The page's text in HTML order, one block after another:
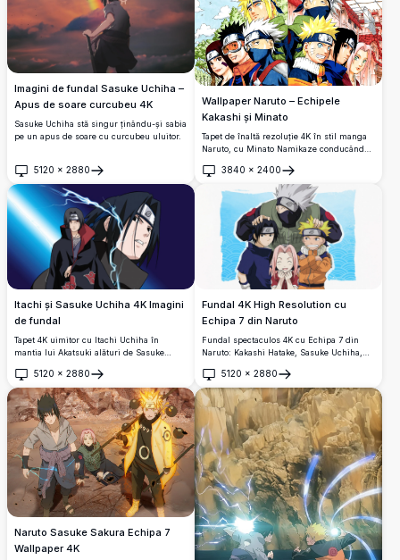
Imagini de fundal Sasuke Uchiha –
Apus de soare curcubeu 4K
Sasuke Uchiha stă singur ținându-și sabia
pe un apus de soare cu curcubeu uluitor.
5120 × 2880
Deschide
Wallpaper Naruto – Echipele
Kakashi și Minato
Tapet de înaltă rezoluție 4K în stil manga
Naruto, cu Minato Namikaze conducând
Echipa 7 în dreapta, prezentând personaje
emblematice în detalii vii.
3840 × 2400
Deschide
Itachi și Sasuke Uchiha 4K Imagini
de fundal
Tapet 4K uimitor cu Itachi Uchiha în
mantia lui Akatsuki alături de Sasuke
dramatic.
5120 × 2880
Deschide
Fundal 4K High Resolution cu
Echipa 7 din Naruto
Fundal spectaculos 4K cu Echipa 7 din
Naruto: Kakashi Hatake, Sasuke Uchiha,
clasic de artă anime cu culori vibrante pe
un fundal albastru cu valuri, perfect
pentru desktop.
5120 × 2880
Deschide
Naruto Sasuke Sakura Echipa 7
Wallpaper 4K